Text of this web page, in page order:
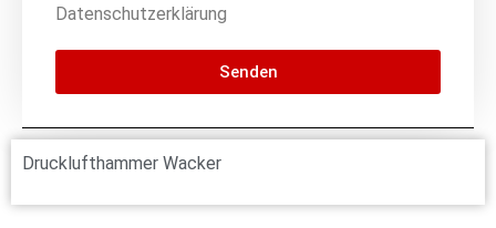
Datenschutzerklärung
Senden
Drucklufthammer Wacker